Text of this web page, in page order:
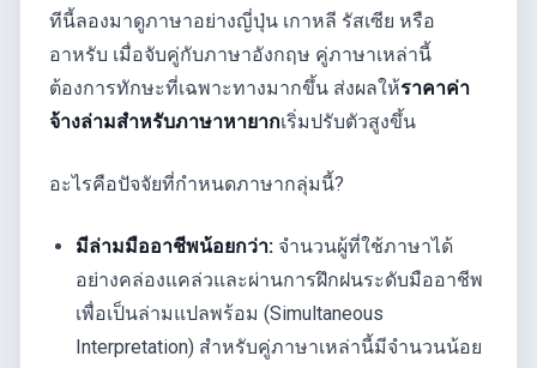
ทีนี้ลองมาดูภาษาอย่างญี่ปุ่น เกาหลี รัสเซีย หรือ
อาหรับ เมื่อจับคู่กับภาษาอังกฤษ คู่ภาษาเหล่านี้
ต้องการทักษะที่เฉพาะทางมากขึ้น ส่งผลให้ราคาค่า
จ้างล่ามสำหรับภาษาหายากเริ่มปรับตัวสูงขึ้น
อะไรคือปัจจัยที่กำหนดภาษากลุ่มนี้?
มีล่ามมืออาชีพน้อยกว่า: จำนวนผู้ที่ใช้ภาษาได้
อย่างคล่องแคล่วและผ่านการฝึกฝนระดับมืออาชีพ
เพื่อเป็นล่ามแปลพร้อม (Simultaneous
Interpretation) สำหรับคู่ภาษาเหล่านี้มีจำนวนน้อย